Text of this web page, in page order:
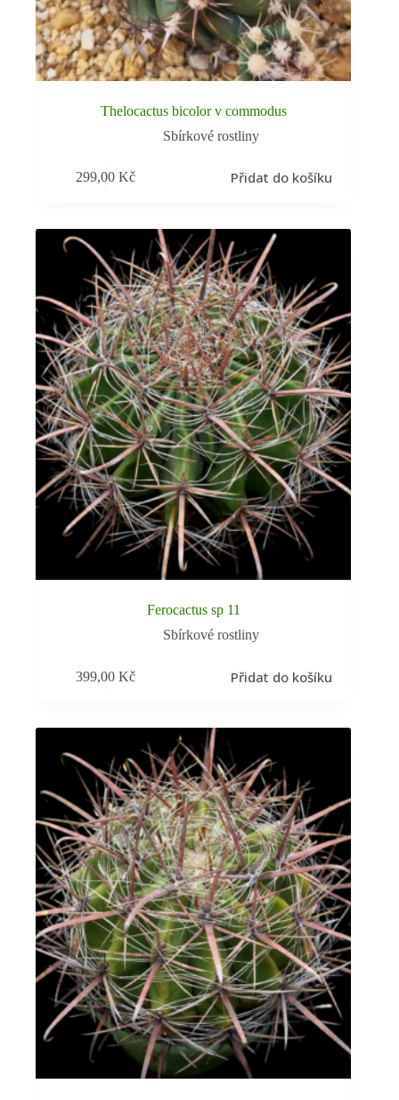
Thelocactus bicolor v commodus
Sbírkové rostliny
299,00Kč Přidat do košíku
Ferocactus sp 11
Sbírkové rostliny
399,00Kč Přidat do košíku